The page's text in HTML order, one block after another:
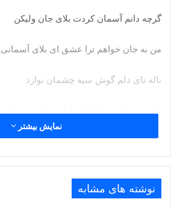
گرچه دانم آسمان کردت بلای جان ولیکن
من به جان خواهم ترا عشق ای بلای آسمانی
ناله نای دلم گوش سیه چشمان نوازد
گوش بر زنگ صدای کودکانم تا چه باشد
زندگانی گر کسی بی عشق خواهد من نخواهم
نمایش بیشتر
نوشته های مشابه